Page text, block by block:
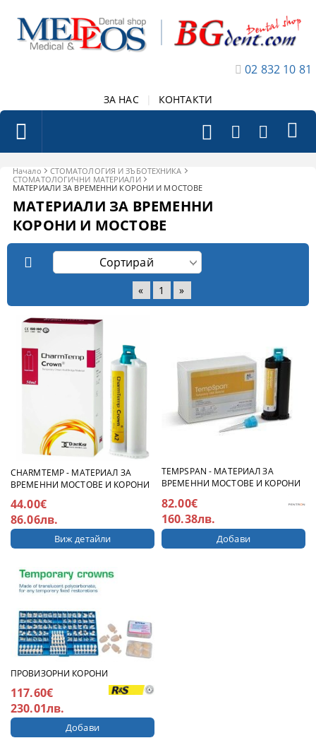
02 832 10 81
ЗА НАС КОНТАКТИ
Начало
СТОМАТОЛОГИЯ И ЗЪБОТЕХНИКА
СТОМАТОЛОГИЧНИ МАТЕРИАЛИ
МАТЕРИАЛИ ЗА ВРЕМЕННИ КОРОНИ И МОСТОВЕ
МАТЕРИАЛИ ЗА ВРЕМЕННИ
КОРОНИ И МОСТОВЕ
« 1 »
CHARMTEMP - МАТЕРИАЛ ЗА
ВРЕМЕННИ МОСТОВЕ И КОРОНИ
44.00€
86.06лв.
Виж детайли
TEMPSPAN - МАТЕРИАЛ ЗА
ВРЕМЕННИ МОСТОВЕ И КОРОНИ
82.00€
160.38лв.
ПРОВИЗОРНИ КОРОНИ
117.60€
230.01лв.